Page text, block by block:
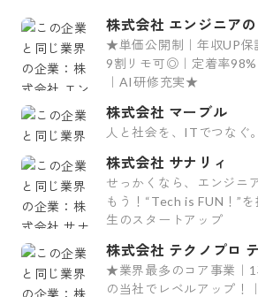
株式会社 エンジニア
★単価公開制｜年収UP保
9割リモ可◎｜定着率
｜AI研修充実★
株式会社 マーブル
人と社会を、ITでつなぐ。
株式会社 サナリィ
せっかくなら、エンジニ
もう！“Tech is FUN！”
生のスタートアップ
株式会社 テクノプロ
ンジニアリング社
★業界最多のコア事業｜1
の当社でレベルアップ！